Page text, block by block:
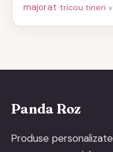
majorat tricou tineri
Panda Roz
Produse